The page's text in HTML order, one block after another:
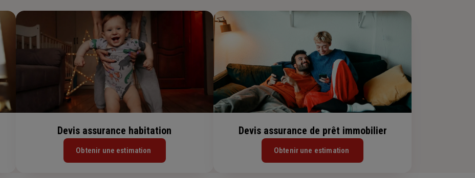
Devis assurance habitation
Obtenir une estimation
Devis assurance de prêt immobilier
Obtenir une estimation